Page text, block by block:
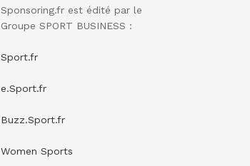
Sponsoring.fr est édité par le
Groupe SPORT BUSINESS :
Sport.fr
e.Sport.fr
Buzz.Sport.fr
Women Sports